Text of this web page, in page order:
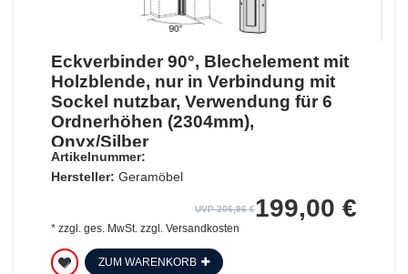
Eckverbinder 90°, Blechelement mit
Holzblende, nur in Verbindung mit
Sockel nutzbar, Verwendung für 6
Ordnerhöhen (2304mm),
Onyx/Silber
Artikelnummer:
Hersteller: Geramöbel
UVP 206,96 €199,00 €
* zzgl. ges. MwSt. zzgl. Versandkosten
ZUM WARENKORB